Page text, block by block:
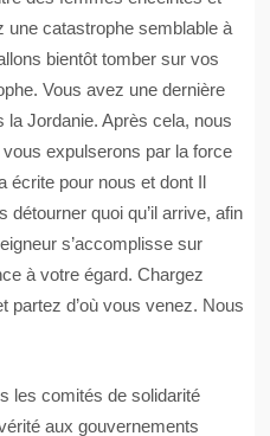
catastrophe semblable à
bientôt tomber sur vos
Vous avez une dernière
Jordanie. Après cela, nous
expulserons par la force
écrite pour nous et dont Il
détourner quoi qu’il arrive, afin
s’accomplisse sur
à votre égard. Chargez
partez d’où vous venez. Nous
les comités de solidarité
aux gouvernements